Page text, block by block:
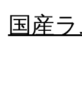
国産